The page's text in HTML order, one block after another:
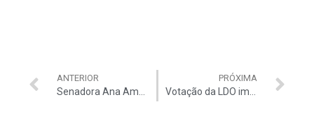
ANTERIOR
Senadora Ana Amélia destaca posição contrária a iniciativas que inibem trabalho dos Auditores do TCU
PRÓXIMA
Votação da LDO iminente: emenda Collor pode ser incluída